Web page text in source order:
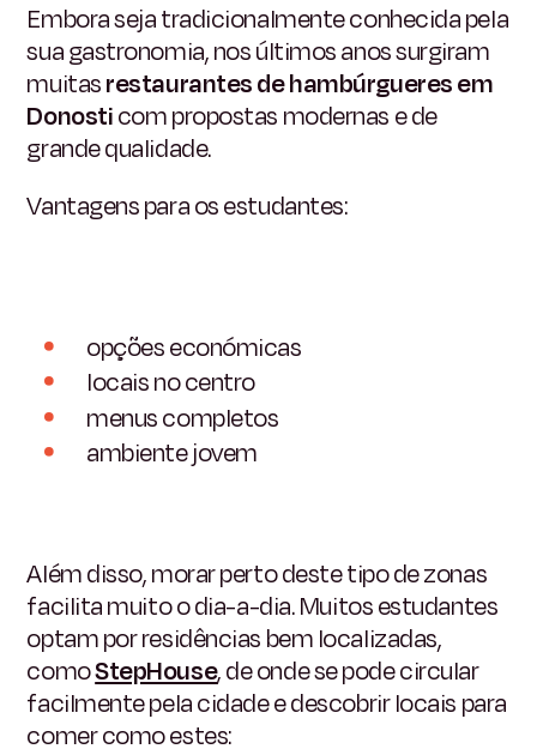
Embora seja tradicionalmente conhecida pela
sua gastronomia, nos últimos anos surgiram
muitasrestaurantes de hambúrgueres em
Donosticom propostas modernas e de
grande qualidade.
Vantagens para os estudantes:
opções económicas
locais no centro
menus completos
ambiente jovem
Além disso, morar perto deste tipo de zonas
facilita muito o dia-a-dia. Muitos estudantes
optam por residências bem localizadas,
comoStepHouse, de onde se pode circular
facilmente pela cidade e descobrir locais para
comer como estes: